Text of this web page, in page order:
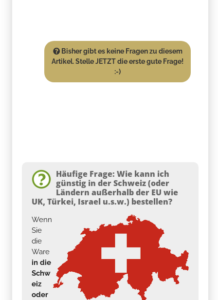
Bisher gibt es keine Fragen zu diesem
Artikel. Stelle JETZT die erste gute Frage!
:-)
Häufige Frage: Wie kann ich
günstig in der Schweiz (oder
Ländern außerhalb der EU wie
UK, Türkei, Israel u.s.w.) bestellen?
Wenn
Sie
die
Ware
in die
Schw
eiz
oder